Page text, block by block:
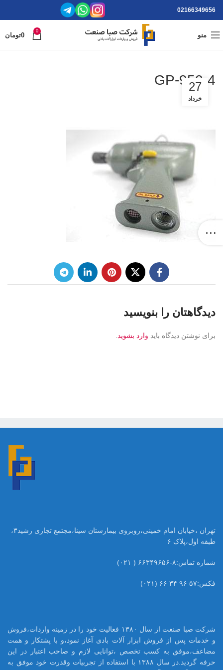
02166349656
منو
0
0تومان
GP-950-4
27
خرداد
دیدگاهتان را بنویسید
برای نوشتن دیدگاه باید وارد بشوید
تهران ،خیابان امام خمینی،روبروی بیمارستان سینا،مجتمع تجاری رشید۳،
طبقه اول،پلاک ۶
شماره تماس:۸-۶۶۳۴۹۶۵۶ ( ۰۲۱)
فکس:۵۷ ۹۶ ۳۴ ۶۶ (۰۲۱)
شرکت صبا صنعت از سال ۱۳۸۰ فعالیت خود را در زمینه واردات،فروش
و خدمات پس از فروش ابزار آلات بادی آغاز نمود،و با پشتکار و همت
مضاعف،موفق به کسب تخصص ،توانایی لازم و صاحب اعتبار در این
حرفه گردید.در سال ۱۳۸۸ با استفاده از تجربیات وقدرت خود موفق به